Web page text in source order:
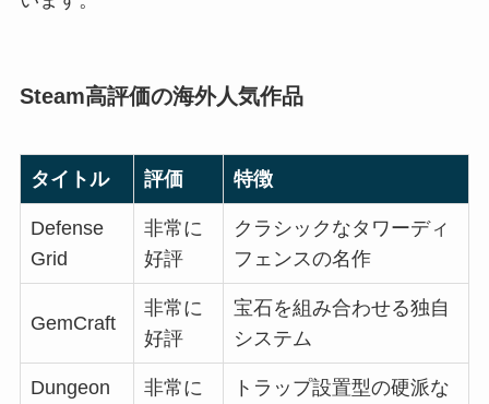
Steam高評価の海外人気作品
タイトル 評価 特徴
Defense
Grid
非常に
好評
クラシックなタワーディ
フェンスの名作
GemCraft
非常に
好評
宝石を組み合わせる独自
システム
Dungeon
非常に
トラップ設置型の硬派な